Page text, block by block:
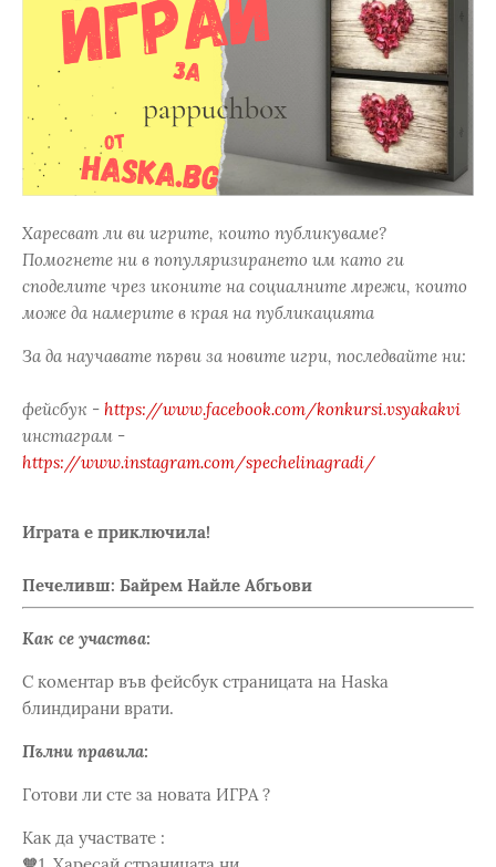
Харесват ли ви игрите, които публикуваме?
Помогнете ни в популяризирането им като ги
споделите чрез иконите на социалните мрежи, които
може да намерите в края на публикацията
За да научавате първи за новите игри, последвайте ни:
фейсбук - https://www.facebook.com/konkursi.vsyakakvi
инстаграм -
https://www.instagram.com/spechelinagradi/
Играта е приключила!
Печеливш: Байрем Найле Абгьови
Как се участва:
С коментар във фейсбук страницата на Haska
блиндирани врати.
Пълни правила:
Готови ли сте за новата ИГРА ?
Как да участвате :